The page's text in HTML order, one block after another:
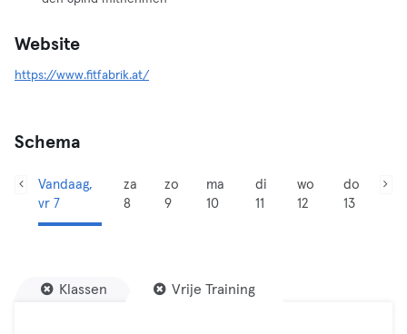
Website
https://www.fitfabrik.at/
Schema
Vandaag,
vr 7
za
8
zo
9
ma
10
di
11
wo
12
do
13
Klassen Vrije Training